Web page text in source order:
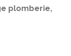
plomberie,